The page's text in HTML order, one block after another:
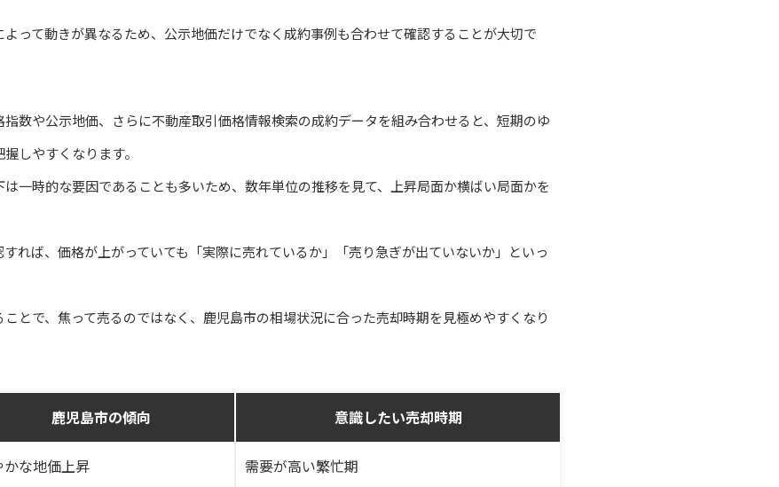
って動きが異なるため、公示地価だけでなく成約事例も合わせて確認することが大切で
数や公示地価、さらに不動産取引価格情報検索の成約データを組み合わせると、短期のゆ
しやすくなります。
一時的な要因であることも多いため、数年単位の推移を見て、上昇局面か横ばい局面かを
れば、価格が上がっていても「実際に売れているか」「売り急ぎが出ていないか」といっ
とで、焦って売るのではなく、鹿児島市の相場状況に合った売却時期を見極めやすくなり
鹿児島市の傾向 意識したい売却時期
かな地価上昇 需要が高い繁忙期